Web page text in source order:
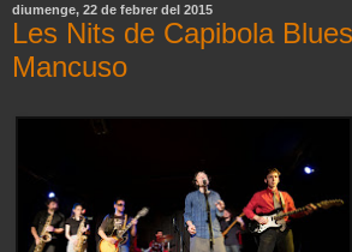
diumenge, 22 de febrer del 2015
Les Nits de Capibola
Mancuso